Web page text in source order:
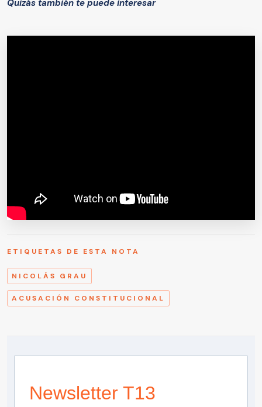
Quizás también te puede interesar
ETIQUETAS DE ESTA NOTA
NICOLÁS GRAU
ACUSACIÓN CONSTITUCIONAL
Newsletter T13